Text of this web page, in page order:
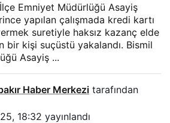
İlçe Emniyet Müdürlüğü Asayiş
yapılan çalışmada kredi kartı
suretiyle haksız kazanç elde
bir kişi suçüstü yakalandı. Bismil
Asayiş ...
Haber Merkezi tarafından
18:32 yayınlandı